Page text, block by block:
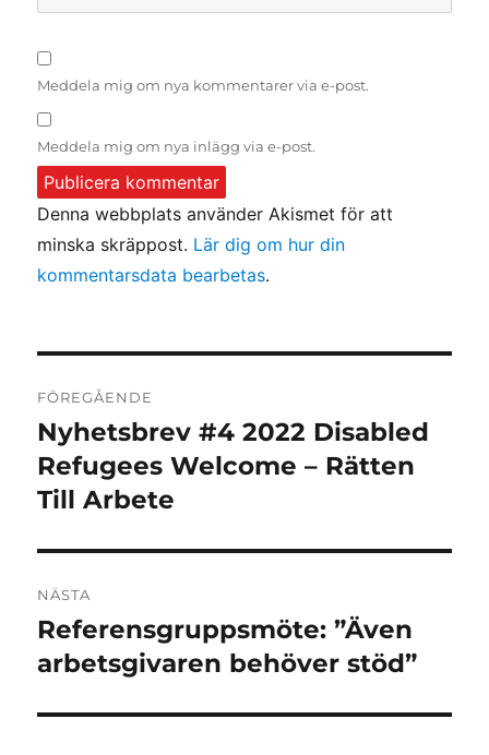
Meddela mig om nya kommentarer via e-post.
Meddela mig om nya inlägg via e-post.
Denna webbplats använder Akismet för att
minska skräppost. Lär dig om hur din
kommentarsdata bearbetas.
FÖREGÅENDE
Föregående
inlägg:
Nyhetsbrev #4 2022 Disabled
Refugees Welcome – Rätten
Till Arbete
NÄSTA
Nästa
inlägg:
Referensgruppsmöte: ”Även
arbetsgivaren behöver stöd”